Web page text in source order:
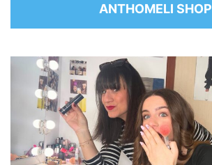
ANTHOMELI SHOP